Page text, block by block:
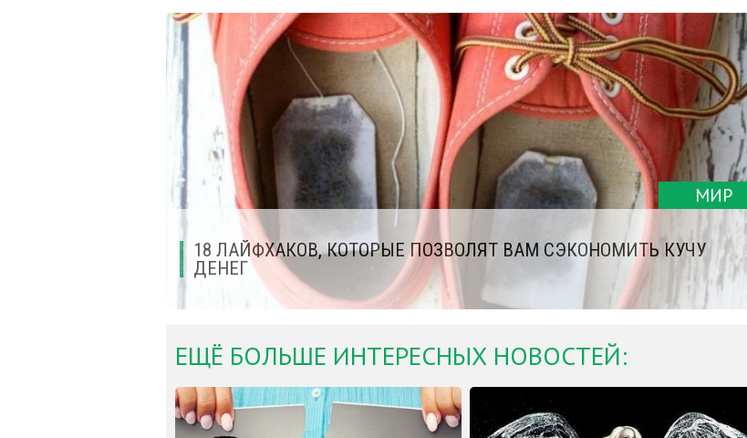
МИР
18 ЛАЙФХАКОВ, КОТОРЫЕ ПОЗВОЛЯТ ВАМ СЭКОНОМИТЬ КУЧУ
ДЕНЕГ
ЕЩЁ БОЛЬШЕ ИНТЕРЕСНЫХ НОВОСТЕЙ: